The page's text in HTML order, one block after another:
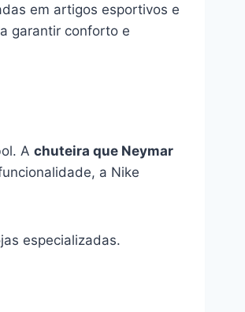
em artigos esportivos e
garantir conforto e
A chuteira que Neymar
a Nike
especializadas.